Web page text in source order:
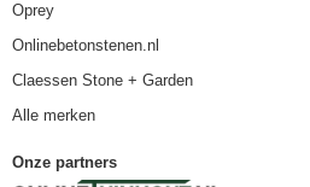
Oprey
Onlinebetonstenen.nl
Claessen Stone + Garden
Alle merken
Onze partners